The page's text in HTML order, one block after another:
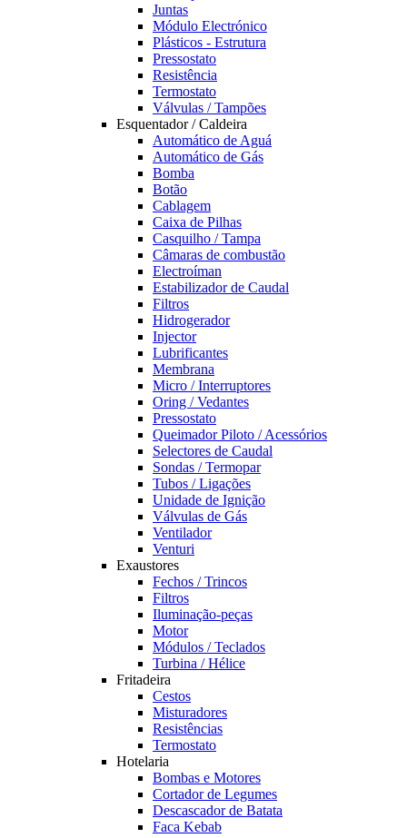
Juntas
Módulo Electrónico
Plásticos - Estrutura
Pressostato
Resistência
Termostato
Válvulas / Tampões
Esquentador / Caldeira
Automático de Aguá
Automático de Gás
Bomba
Botão
Cablagem
Caixa de Pilhas
Casquilho / Tampa
Câmaras de combustão
Electroíman
Estabilizador de Caudal
Filtros
Hidrogerador
Injector
Lubrificantes
Membrana
Micro / Interruptores
Oring / Vedantes
Pressostato
Queimador Piloto / Acessórios
Selectores de Caudal
Sondas / Termopar
Tubos / Ligações
Unidade de Ignição
Válvulas de Gás
Ventilador
Venturi
Exaustores
Fechos / Trincos
Filtros
Iluminação-peças
Motor
Módulos / Teclados
Turbina / Hélice
Fritadeira
Cestos
Misturadores
Resistências
Termostato
Hotelaria
Bombas e Motores
Cortador de Legumes
Descascador de Batata
Faca Kebab